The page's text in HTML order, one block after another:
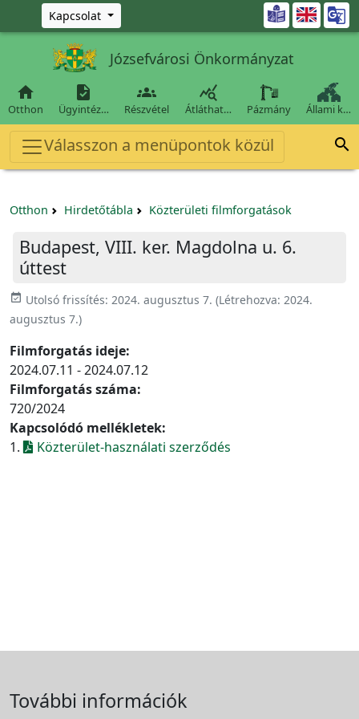
Ugrás a fő tartalomra
Kapcsolat 
Józsefvárosi Önkormányzat

Otthon

Ügyintéz…

Részvétel

Átláthat… Pázmány Állami k…
Válasszon a menüpontok közül 
Otthon Hirdetőtábla Közterületi filmforgatások
Budapest, VIII. ker. Magdolna u. 6.
úttest
event_available Utolsó frissítés: 2024. augusztus 7. (Létrehozva: 2024.
augusztus 7.)
Filmforgatás ideje:
2024.07.11 - 2024.07.12
Filmforgatás száma:
720/2024
Kapcsolódó mellékletek:
1.
Közterület-használati szerződés
További információk